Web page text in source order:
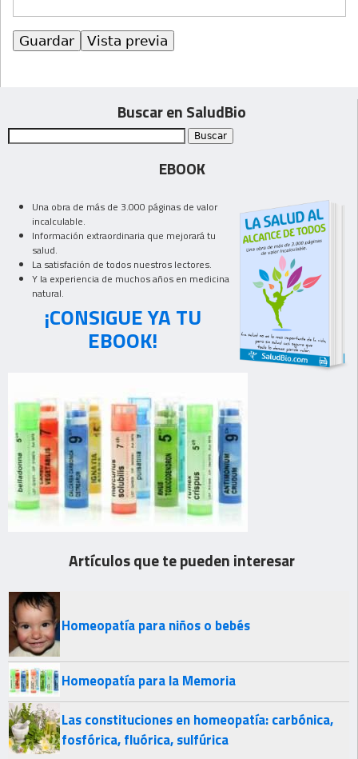
Buscar en SaludBio
EBOOK
Una obra de más de 3.000 páginas de valor
incalculable.
Información extraordinaria que mejorará tu
salud.
La satisfación de todos nuestros lectores.
Y la experiencia de muchos años en medicina
natural.
¡CONSIGUE YA TU
EBOOK!
Artículos que te pueden interesar
Homeopatía para niños o bebés
Homeopatía para la Memoria
Las constituciones en homeopatía: carbónica,
fosfórica, fluórica, sulfúrica